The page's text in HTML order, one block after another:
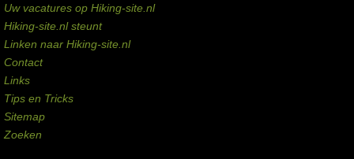
Uw vacatures op Hiking-site.nl
Hiking-site.nl steunt
Linken naar Hiking-site.nl
Contact
Links
Tips en Tricks
Sitemap
Zoeken